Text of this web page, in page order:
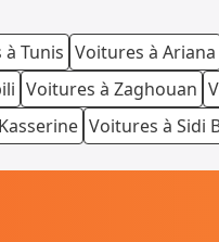
Tunis Voitures à Ariana
Voitures à Zaghouan
Voitures à Sidi